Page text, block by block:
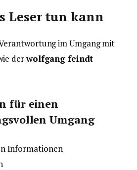
Leser tun kann
im Umgang mit
derwolfgang feindt
für einen
Umgang
Informationen